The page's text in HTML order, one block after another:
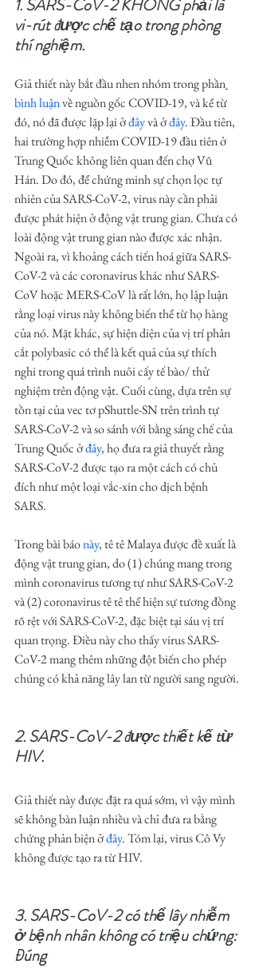
1. SARS-CoV-2 KHÔNG phải là
vi-rút được chế tạo trong phòng
thí nghiệm.
Giả thiết này bắt đầu nhen nhóm trong phần
bình luận về nguồn gốc COVID-19, và kể từ
đó, nó đã được lặp lại ở đây và ở đây. Đầu tiên,
hai trường hợp nhiễm COVID-19 đầu tiên ở
Trung Quốc không liên quan đến chợ Vũ
Hán. Do đó, để chứng minh sự chọn lọc tự
nhiên của SARS-CoV-2, virus này cần phải
được phát hiện ở động vật trung gian. Chưa có
loài động vật trung gian nào được xác nhận.
Ngoài ra, vì khoảng cách tiến hoá giữa SARS-
CoV-2 và các coronavirus khác như SARS-
CoV hoặc MERS-CoV là rất lớn, họ lập luận
rằng loại virus này không biến thể từ họ hàng
của nó. Mặt khác, sự hiện diện của vị trí phân
cắt polybasic có thể là kết quả của sự thích
nghi trong quá trình nuôi cấy tế bào/ thử
nghiệm trên động vật. Cuối cùng, dựa trên sự
tồn tại của vec tơ pShuttle-SN trên trình tự
SARS-CoV-2 và so sánh với bằng sáng chế của
Trung Quốc ở đây, họ đưa ra giả thuyết rằng
SARS-CoV-2 được tạo ra một cách có chủ
đích như một loại vắc-xin cho dịch bệnh
SARS.
Trong bài báo này, tê tê Malaya được đề xuất là
động vật trung gian, do (1) chúng mang trong
mình coronavirus tương tự như SARS-CoV-2
và (2) coronavirus tê tê thể hiện sự tương đồng
rõ rệt với SARS-CoV-2, đặc biệt tại sáu vị trí
quan trọng. Điều này cho thấy virus SARS-
CoV-2 mang thêm những đột biến cho phép
chúng có khả năng lây lan từ người sang người.
2. SARS-CoV-2 được thiết kế từ
HIV.
Giả thiết này được đặt ra quá sớm, vì vậy mình
sẽ không bàn luận nhiều và chỉ đưa ra bằng
chứng phản biện ở đây. Tóm lại, virus Cô Vy
không được tạo ra từ HIV.
3. SARS-CoV-2 có thể lây nhiễm
ở bệnh nhân không có triệu chứng:
Đúng